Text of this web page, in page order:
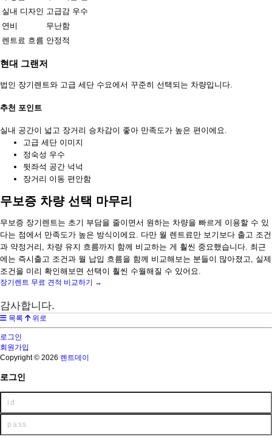
실내 디자인 고급감 우수
연비
무난함
렌트료 흐름 안정적
현대 그랜저
법인 장기렌트와 고급 세단 수요에서 꾸준히 선택되는 차량입니다.
추천 포인트
실내 공간이 넓고 장거리 승차감이 좋아 만족도가 높은 편이에요.
고급 세단 이미지
정숙성 우수
뒷좌석 공간 넉넉
장거리 이동 편안함
무보증 차량 선택 마무리
무보증 장기렌트는 초기 부담을 줄이면서 원하는 차량을 빠르게 이용할 수 있
다는 점에서 만족도가 높은 방식이에요. 다만 월 렌트료만 보기보다 출고 조건
과 약정거리, 차량 유지 흐름까지 함께 비교하는 게 훨씬 중요했습니다. 최근
에는 즉시출고 조건과 월 납입 흐름을 함께 비교해보는 분들이 많아졌고, 실제
조건을 미리 확인해보면 선택이 훨씬 수월해질 수 있어요.
장기렌트 무료 견적 비교하기 →
감사합니다.
목록 위로
로그인
회원가입
Copyright © 2026 렌트데이
로그인